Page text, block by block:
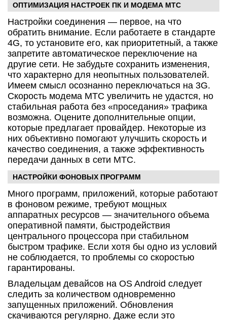
ОПТИМИЗАЦИЯ НАСТРОЕК ПК И МОДЕМА МТС
Настройки соединения — первое, на что
обратить внимание. Если работаете в стандарте
4G, то установите его, как приоритетный, а также
запретите автоматическое переключение на
другие сети. Не забудьте сохранить изменения,
что характерно для неопытных пользователей.
Имеем смысл осознанно переключаться на 3G.
Скорость модема МТС увеличить не удастся, но
стабильная работа без «проседания» трафика
возможна. Оцените дополнительные опции,
которые предлагает провайдер. Некоторые из
них объективно помогают улучшить скорость и
качество соединения, а также эффективность
передачи данных в сети МТС.
НАСТРОЙКИ ФОНОВЫХ ПРОГРАММ
Много программ, приложений, которые работают
в фоновом режиме, требуют мощных
аппаратных ресурсов — значительного объема
оперативной памяти, быстродействия
центрального процессора при стабильном
быстром трафике. Если хотя бы одно из условий
не соблюдается, то проблемы со скоростью
гарантированы.
Владельцам девайсов на OS Android следует
следить за количеством одновременно
запущенных приложений. Обновления
скачиваются регулярно. Даже если это